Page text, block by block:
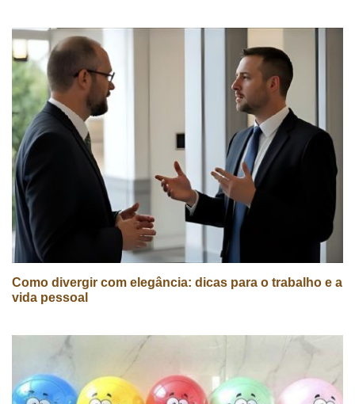
Como divergir com elegância: dicas para o trabalho e a
vida pessoal